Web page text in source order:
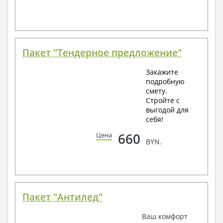
Пакет "Тендерное предложение"
Закажите
подробную
смету.
Стройте с
выгодой для
себя!
Цена 660 BYN.
Пакет "Антилед"
Ваш комфорт